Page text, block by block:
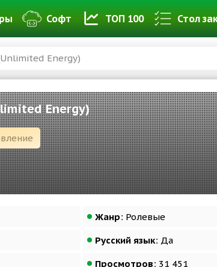
Софт ТОП 100 Стол
Energy)
Energy)
Жанр: Ролевые
Русский язык: Да
Просмотров: 31 451